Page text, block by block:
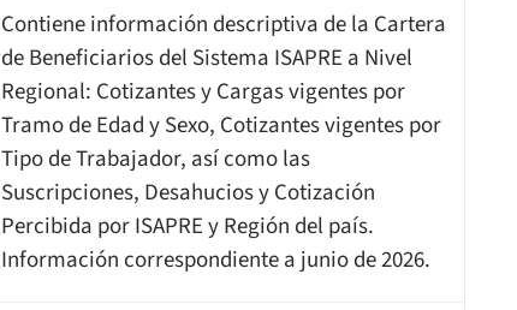
Contiene información descriptiva de la Cartera
de Beneficiarios del Sistema ISAPRE a Nivel
Regional: Cotizantes y Cargas vigentes por
Tramo de Edad y Sexo, Cotizantes vigentes por
Tipo de Trabajador, así como las
Suscripciones, Desahucios y Cotización
Percibida por ISAPRE y Región del país.
Información correspondiente a junio de 2026.